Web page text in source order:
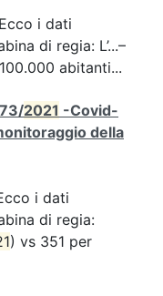
i dati
di regia: L’...–
abitanti...
2021 -Covid-
della
i dati
di regia:
) vs 351 per